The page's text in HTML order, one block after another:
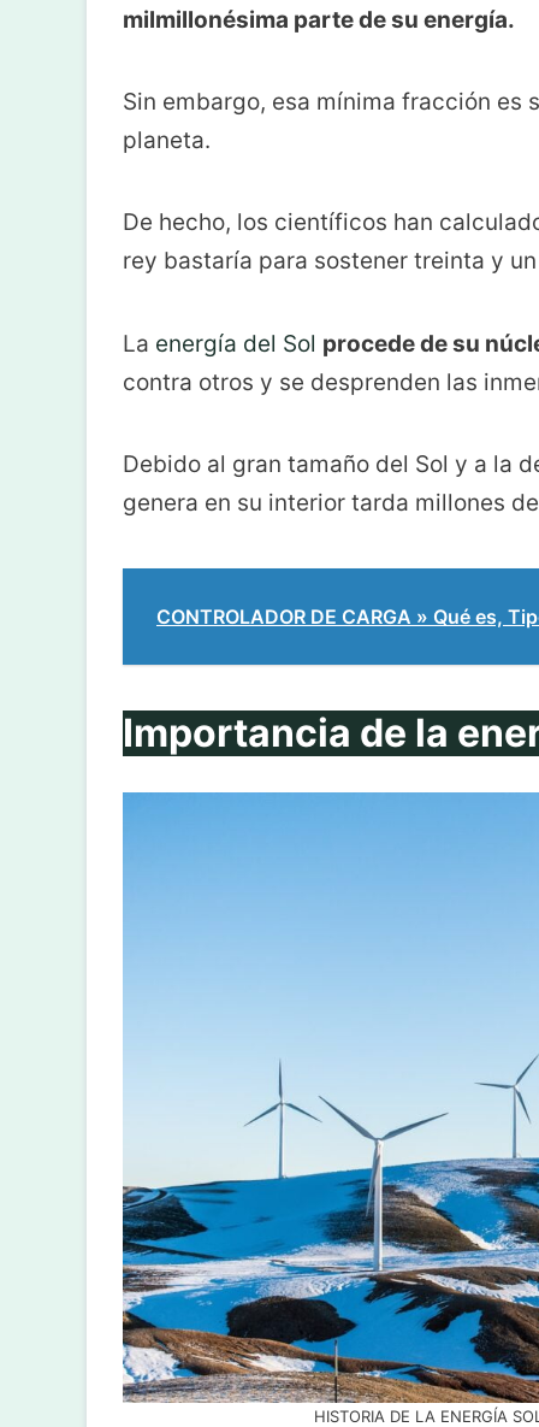
milmillonésima parte de su energía.
Sin embargo, esa mínima fracción
planeta.
De hecho, los científicos han
rey bastaría para sostener treinta y
La energía del Sol procede de su
contra otros y se desprenden las
Debido al gran tamaño del Sol y a la
genera en su interior tarda millones
CONTROLADOR DE CARGA » Qué es,
Importancia de la
HISTORIA DE LA ENERGÍA